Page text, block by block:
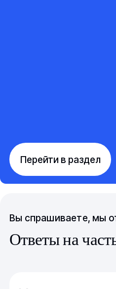
Перейти в раздел
Вы спрашиваете, мы
Ответы на